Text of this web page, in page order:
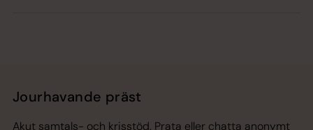
Jourhavande präst
Akut samtals- och krisstöd. Prata eller chatta anonymt